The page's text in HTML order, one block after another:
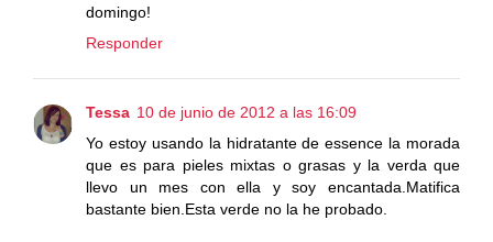
domingo!
Responder
Tessa 10 de junio de 2012 a las 16:09
Yo estoy usando la hidratante de essence la morada
que es para pieles mixtas o grasas y la verda que
llevo un mes con ella y soy encantada.Matifica
bastante bien.Esta verde no la he probado.